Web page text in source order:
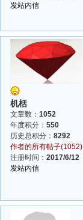
发站内信
机栝
文章数： 1052
年度积分： 550
历史总积分： 8292
作者的所有帖子(1052)
注册时间： 2017/6/12
发站内信